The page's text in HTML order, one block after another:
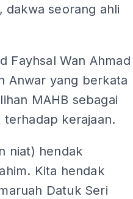
dakwa seorang ahli
Fayhsal Wan Ahmad
Anwar yang berkata
MAHB sebagai
kerajaan.
niat) hendak
Kita hendak
Datuk Seri